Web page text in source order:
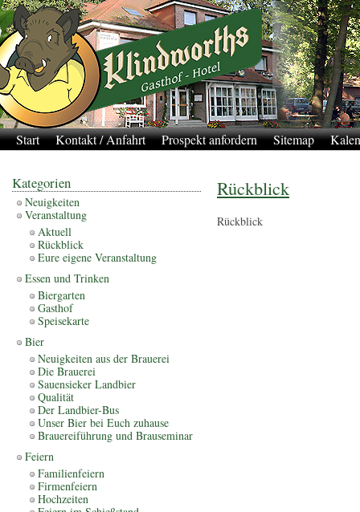
Start Kontakt / Anfahrt Prospekt anfordern Sitemap
Rückblick
Rückblick
Kategorien
Neuigkeiten
Veranstaltung
Aktuell
Rückblick
Eure eigene Veranstaltung
Essen und Trinken
Biergarten
Gasthof
Speisekarte
Bier
Neuigkeiten aus der Brauerei
Die Brauerei
Sauensieker Landbier
Qualität
Der Landbier-Bus
Unser Bier bei Euch zuhause
Brauereiführung und Brauseminar
Feiern
Familienfeiern
Firmenfeiern
Hochzeiten